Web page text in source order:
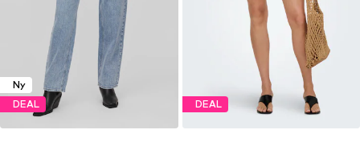
Ny
DEAL
DEAL